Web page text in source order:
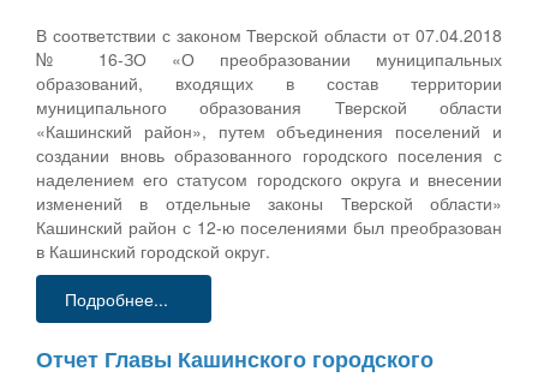
В соответствии с законом Тверской области от 07.04.2018
№ 16-ЗО «О преобразовании муниципальных
образований, входящих в состав территории
муниципального образования Тверской области
«Кашинский район», путем объединения поселений и
создании вновь образованного городского поселения с
наделением его статусом городского округа и внесении
изменений в отдельные законы Тверской области»
Кашинский район с 12-ю поселениями был преобразован
в Кашинский городской округ.
Подробнее...
Отчет Главы Кашинского городского